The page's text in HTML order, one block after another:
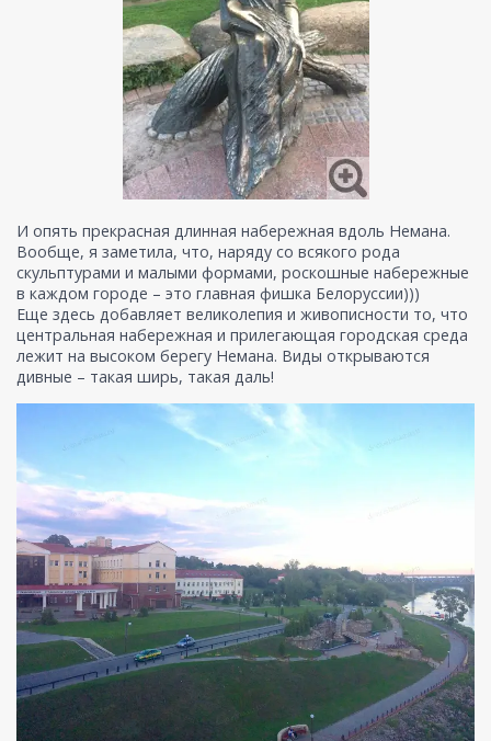
И опять прекрасная длинная набережная вдоль Немана.
Вообще, я заметила, что, наряду со всякого рода
скульптурами и малыми формами, роскошные набережные
в каждом городе – это главная фишка Белоруссии)))
Еще здесь добавляет великолепия и живописности то, что
центральная набережная и прилегающая городская среда
лежит на высоком берегу Немана. Виды открываются
дивные – такая ширь, такая даль!